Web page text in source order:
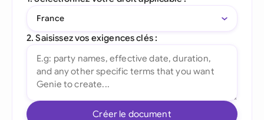
France
2. Saisissez vos exigences clés :
Créer le document